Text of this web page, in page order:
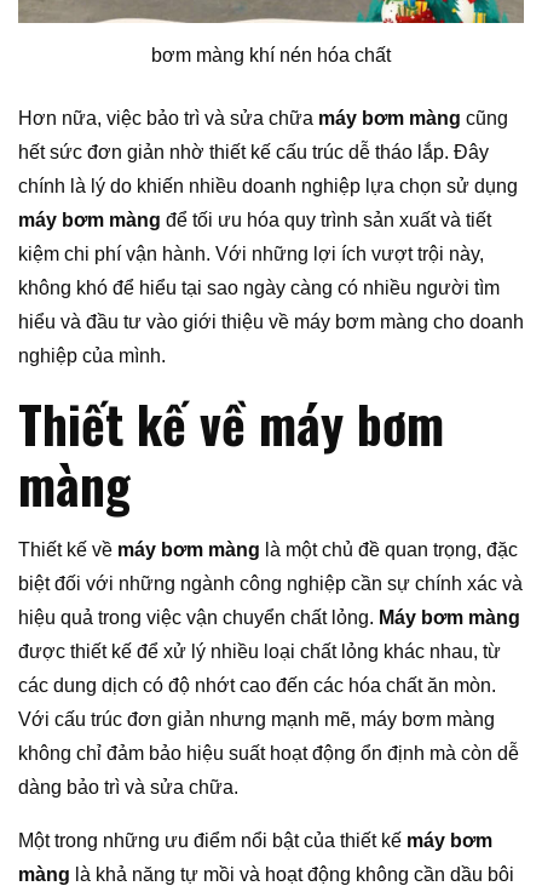
bơm màng khí nén hóa chất
Hơn nữa, việc bảo trì và sửa chữa máy bơm màng cũng
hết sức đơn giản nhờ thiết kế cấu trúc dễ tháo lắp. Đây
chính là lý do khiến nhiều doanh nghiệp lựa chọn sử dụng
máy bơm màng để tối ưu hóa quy trình sản xuất và tiết
kiệm chi phí vận hành. Với những lợi ích vượt trội này,
không khó để hiểu tại sao ngày càng có nhiều người tìm
hiểu và đầu tư vào giới thiệu về máy bơm màng cho doanh
nghiệp của mình.
Thiết kế về máy bơm
màng
Thiết kế về máy bơm màng là một chủ đề quan trọng, đặc
biệt đối với những ngành công nghiệp cần sự chính xác và
hiệu quả trong việc vận chuyển chất lỏng. Máy bơm màng
được thiết kế để xử lý nhiều loại chất lỏng khác nhau, từ
các dung dịch có độ nhớt cao đến các hóa chất ăn mòn.
Với cấu trúc đơn giản nhưng mạnh mẽ, máy bơm màng
không chỉ đảm bảo hiệu suất hoạt động ổn định mà còn dễ
dàng bảo trì và sửa chữa.
Một trong những ưu điểm nổi bật của thiết kế máy bơm
màng là khả năng tự mồi và hoạt động không cần dầu bôi